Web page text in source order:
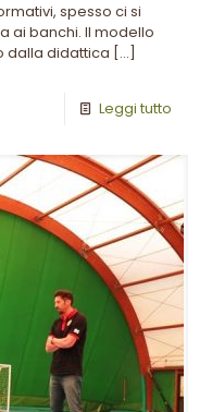
spesso ci si
ai banchi. Il modello
dalla didattica […]
Leggi tutto